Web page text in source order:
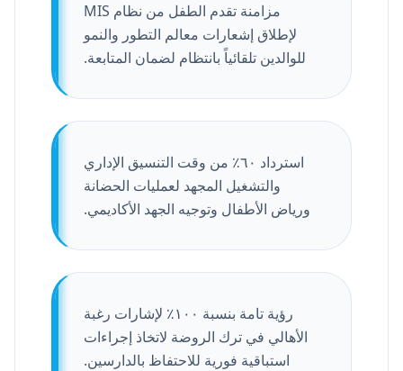
مزامنة تقدم الطفل من نظام MIS
لإطلاق إشعارات معالم التطور والنمو
للوالدين تلقائياً بانتظام لضمان المتابعة.
استرداد ٦٠٪ من وقت التنسيق الإداري
والتشغيل المجهد لعمليات الحضانة
ورياض الأطفال وتوجيه الجهد الأكاديمي.
رؤية تامة بنسبة ١٠٠٪ لإشارات رغبة
الأهالي في ترك الروضة لاتخاذ إجراءات
استباقية فورية للاحتفاظ بالدارسين.